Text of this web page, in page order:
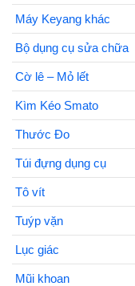
Máy Keyang khác
Bộ dụng cụ sửa chữa
Cờ lê – Mỏ lết
Kìm Kéo Smato
Thước Đo
Túi đựng dụng cụ
Tô vít
Tuýp vặn
Lục giác
Mũi khoan